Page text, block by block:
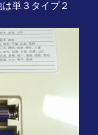
単３タイプ２